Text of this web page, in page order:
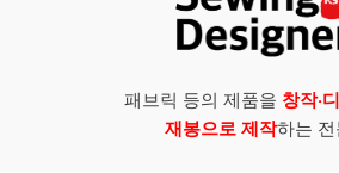
패브릭 등의 제품을 창작·
재봉으로 제작하는